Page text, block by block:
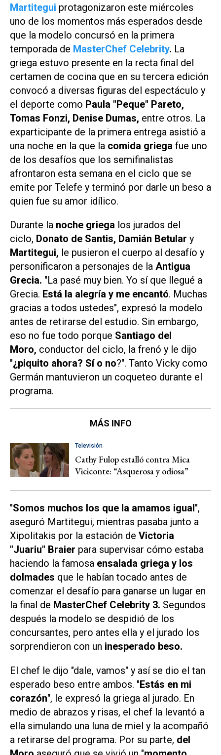
Martitegui protagonizaron este miércoles
uno de los momentos más esperados desde
que la modelo concursó en la primera
temporada de MasterChef Celebrity. La
griega estuvo presente en la recta final del
certamen de cocina que en su tercera edición
convocó a diversas figuras del espectáculo y
el deporte como Paula "Peque" Pareto,
Tomas Fonzi, Denise Dumas, entre otros. La
exparticipante de la primera entrega asistió a
una noche en la que la comida griega fue uno
de los desafíos que los semifinalistas
afrontaron esta semana en el ciclo que se
emite por Telefe y terminó por darle un beso a
quien fue su amor idílico.
Durante la noche griega los jurados del
ciclo, Donato de Santis, Damián Betular y
Martitegui, le pusieron el cuerpo al desafío y
personificaron a personajes de la Antigua
Grecia. "La pasé muy bien. Yo sí que llegué a
Grecia. Está la alegría y me encantó. Muchas
gracias a todos ustedes", expresó la modelo
antes de retirarse del estudio. Sin embargo,
eso no fue todo porque Santiago del
Moro, conductor del ciclo, la frenó y le dijo
"¿piquito ahora? Sí o no?". Tanto Vicky como
Germán mantuvieron un coqueteo durante el
programa.
MÁS INFO
Televisión
Cathy Fulop estalló contra Mica
Viciconte: “Asquerosa y odiosa”
"Somos muchos los que la amamos igual",
aseguró Martitegui, mientras pasaba junto a
Xipolitakis por la estación de Victoria
"Juariu" Braier para supervisar cómo estaba
haciendo la famosa ensalada griega y los
dolmades que le habían tocado antes de
comenzar el desafío para ganarse un lugar en
la final de MasterChef Celebrity 3. Segundos
después la modelo se despidió de los
concursantes, pero antes ella y el jurado los
sorprendieron con un inesperado beso.
El chef le dijo "dale, vamos" y así se dio el tan
esperado beso entre ambos. "Estás en mi
corazón", le expresó la griega al jurado. En
medio de abrazos y risas, el chef la levantó a
ella simulando una luna de miel y la acompañó
a retirarse del programa. Por su parte, del